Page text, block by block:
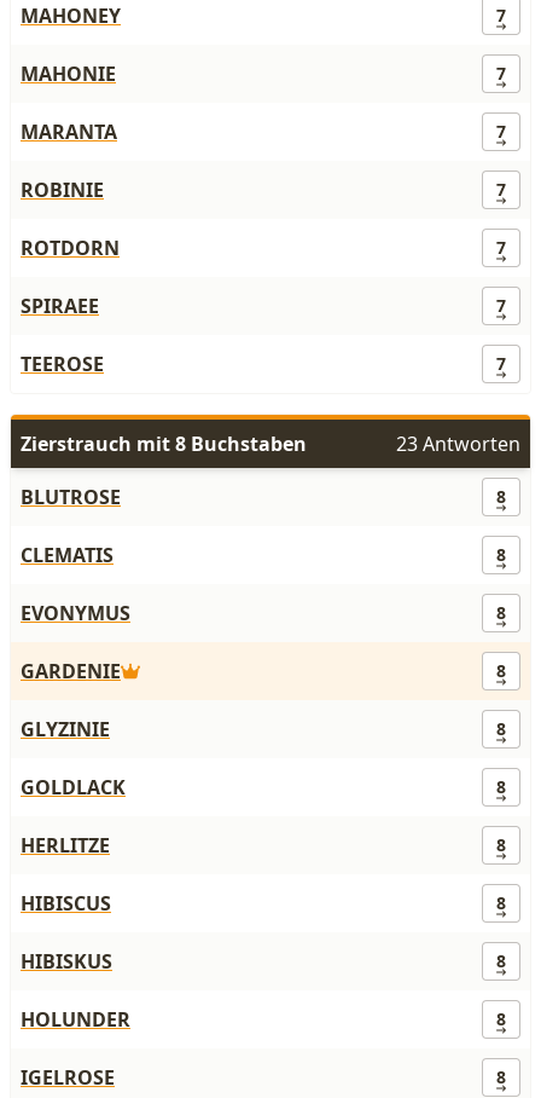
MAHONEY 7
MAHONIE 7
MARANTA 7
ROBINIE 7
ROTDORN 7
SPIRAEE 7
TEEROSE 7
Zierstrauch mit 8 Buchstaben
23 Antworten
BLUTROSE
8
CLEMATIS 8
EVONYMUS 8
GARDENIE 8
GLYZINIE 8
GOLDLACK 8
HERLITZE 8
HIBISCUS 8
HIBISKUS 8
HOLUNDER 8
IGELROSE 8